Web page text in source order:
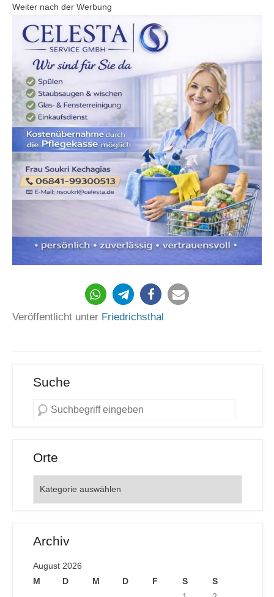
Weiter nach der Werbung
2161
Veröffentlicht unter Friedrichsthal
Suche
Orte
Archiv
August 2026
M
D M D F S
S